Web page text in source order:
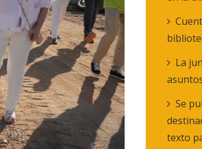
La
Se
texto